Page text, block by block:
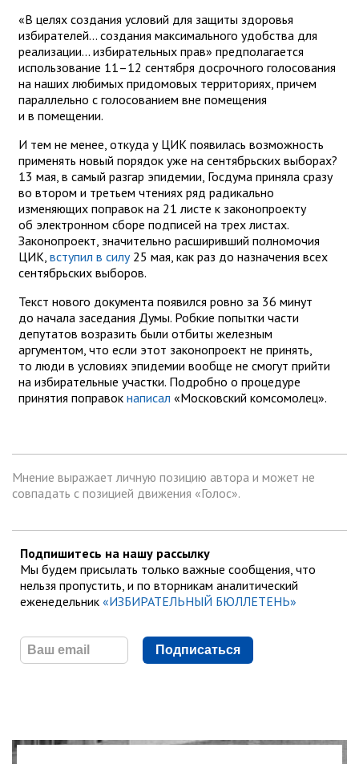
«В целях создания условий для защиты здоровья
избирателей... создания максимального удобства для
реализации... избирательных прав» предполагается
использование 11–12 сентября досрочного голосования
на наших любимых придомовых территориях, причем
параллельно с голосованием вне помещения
и в помещении.
И тем не менее, откуда у ЦИК появилась возможность
применять новый порядок уже на сентябрьских выборах?
13 мая, в самый разгар эпидемии, Госдума приняла сразу
во втором и третьем чтениях ряд радикально
изменяющих поправок на 21 листе к законопроекту
об электронном сборе подписей на трех листах.
Законопроект, значительно расширивший полномочия
ЦИК, вступил в силу25 мая, как раз до назначения всех
сентябрьских выборов.
Текст нового документа появился ровно за 36 минут
до начала заседания Думы. Робкие попытки части
депутатов возразить были отбиты железным
аргументом, что если этот законопроект не принять,
то люди в условиях эпидемии вообще не смогут прийти
на избирательные участки. Подробно о процедуре
принятия поправок написал «Московский комсомолец».
Мнение выражает личную позицию автора и может не
совпадать с позицией движения «Голос».
Подпишитесь на нашу рассылку
Мы будем присылать только важные сообщения, что
нельзя пропустить, и по вторникам аналитический
еженедельник «ИЗБИРАТЕЛЬНЫЙ БЮЛЛЕТЕНЬ»
Подписаться